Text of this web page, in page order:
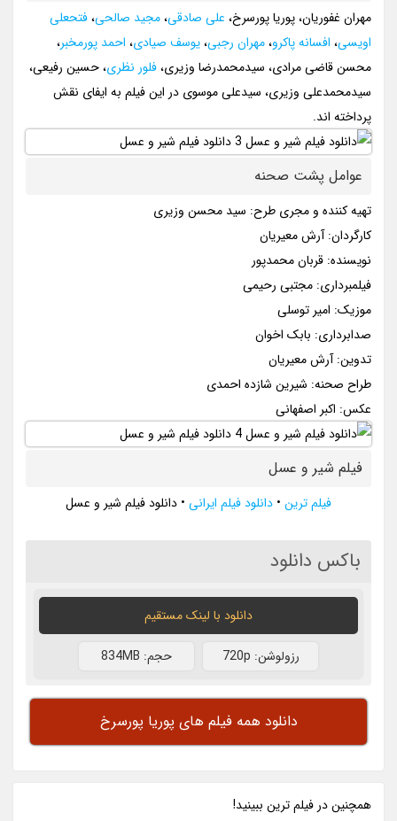
مهران غفوریان، پوریا پورسرخ، علی صادقی،مجید صالحی،فتحعلی
اویسی، افسانه پاکرو،مهران رجبی،یوسف صیادی، احمد پورمخبر،
محسن قاضی مرادی، سیدمحمدرضا وزیری،فلور نظری، حسین رفیعی،
سیدمحمدعلی وزیری، سیدعلی موسوی در این فیلم به ایفای نقش
پرداخته اند.
عوامل پشت صحنه
تهیه کننده و مجری طرح: سید محسن وزیری
کارگردان: آرش معیریان
نویسنده: قربان محمدپور
فیلمبرداری: مجتبی رحیمی
موزیک: امیر توسلی
صدابرداری: بابک اخوان
تدوین: آرش معیریان
طراح صحنه: شیرین شازده احمدی
عکس: اکبر اصفهانی
فیلم شیر و عسل
فیلم ترین • دانلود فیلم ایرانی • دانلود فیلم شیر و عسل
باکس دانلود
دانلود با لينک مستقيم
رزولوشن: 720p حجم: 834MB
دانلود همه فیلم های پوریا پورسرخ
همچنين در فيلم ترين ببينيد!